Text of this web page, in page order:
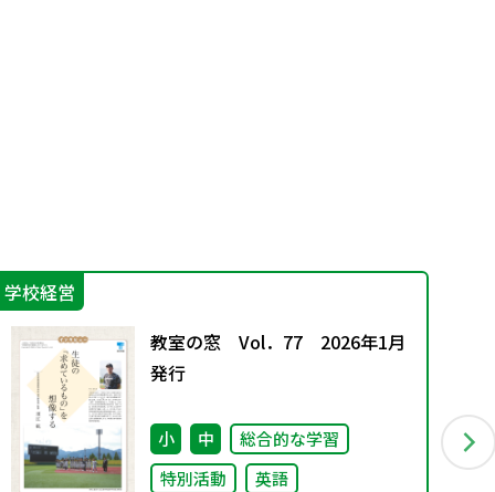
学校経営
教室の窓 Vol．77 2026年1月
発行
小 中
総合的な学習
特別活動
英語